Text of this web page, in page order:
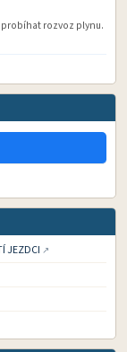
probíhat rozvoz plynu.
JEZDCI